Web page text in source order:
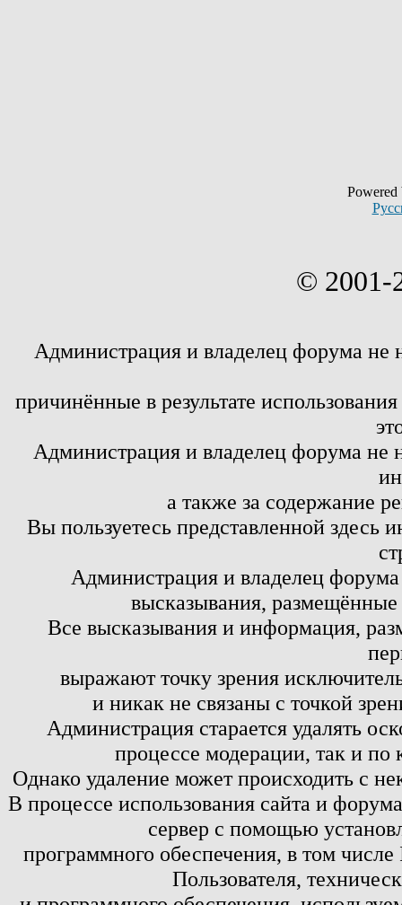
© 2001-
Администрация и владелец форума не
причинённые в результате
Администрация и владелец форума не
а также за содержание
Вы пользуетесь представленной здесь
Администрация и владелец
высказывания,
Все высказывания и информация,
выражают точку зрения
и никак не связаны с точкой
Администрация старается удалять
процессе модерации, так и по
Однако удаление может происходить с
В процессе использования сайта и
сервер с помощью
программного обеспечения, в том
Пользователя,